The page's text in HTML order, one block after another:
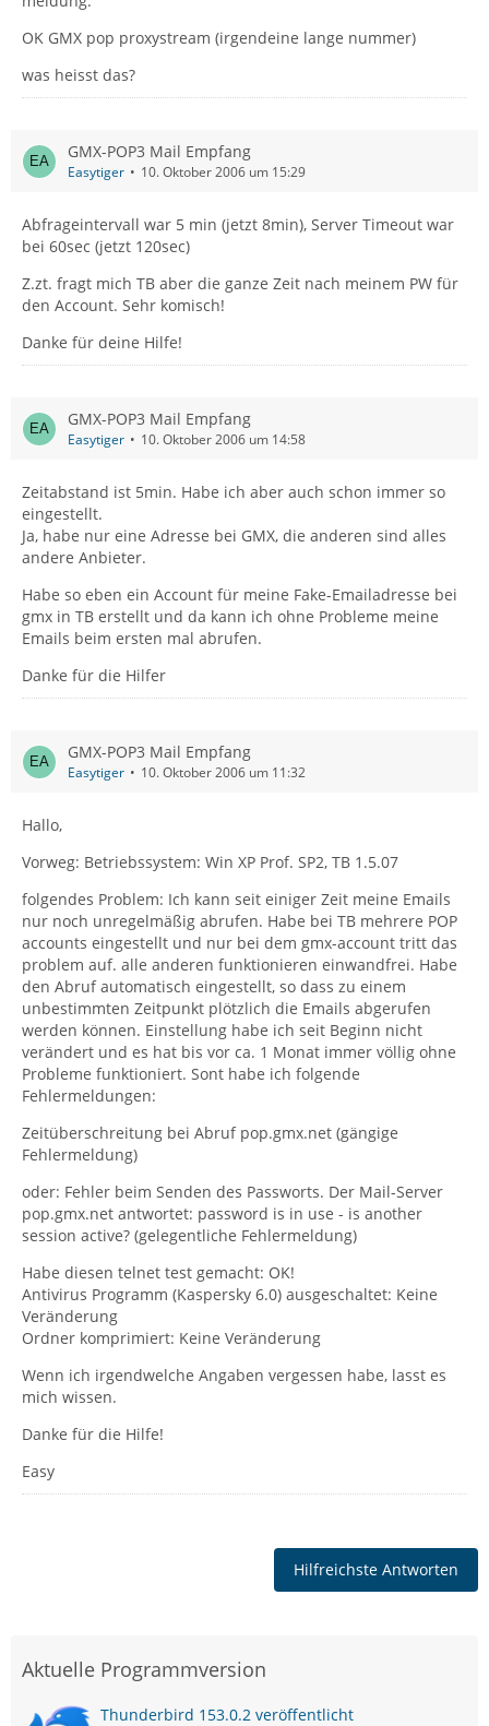
OK GMX pop proxystream (irgendeine lange nummer)
was heisst das?
GMX-POP3 Mail Empfang
Easytiger 10. Oktober 2006 um 15:29
Abfrageintervall war 5 min (jetzt 8min), Server Timeout war
bei 60sec (jetzt 120sec)
Z.zt. fragt mich TB aber die ganze Zeit nach meinem PW für
den Account. Sehr komisch!
Danke für deine Hilfe!
GMX-POP3 Mail Empfang
Easytiger 10. Oktober 2006 um 14:58
Zeitabstand ist 5min. Habe ich aber auch schon immer so
eingestellt.
Ja, habe nur eine Adresse bei GMX, die anderen sind alles
andere Anbieter.
Habe so eben ein Account für meine Fake-Emailadresse bei
gmx in TB erstellt und da kann ich ohne Probleme meine
Emails beim ersten mal abrufen.
Danke für die Hilfer
GMX-POP3 Mail Empfang
Easytiger 10. Oktober 2006 um 11:32
Hallo,
Vorweg: Betriebssystem: Win XP Prof. SP2, TB 1.5.07
folgendes Problem: Ich kann seit einiger Zeit meine Emails
nur noch unregelmäßig abrufen. Habe bei TB mehrere POP
accounts eingestellt und nur bei dem gmx-account tritt das
problem auf. alle anderen funktionieren einwandfrei. Habe
den Abruf automatisch eingestellt, so dass zu einem
unbestimmten Zeitpunkt plötzlich die Emails abgerufen
werden können. Einstellung habe ich seit Beginn nicht
verändert und es hat bis vor ca. 1 Monat immer völlig ohne
Probleme funktioniert. Sont habe ich folgende
Fehlermeldungen:
Zeitüberschreitung bei Abruf pop.gmx.net (gängige
Fehlermeldung)
oder: Fehler beim Senden des Passworts. Der Mail-Server
pop.gmx.net antwortet: password is in use - is another
session active? (gelegentliche Fehlermeldung)
Habe diesen telnet test gemacht: OK!
Antivirus Programm (Kaspersky 6.0) ausgeschaltet: Keine
Veränderung
Ordner komprimiert: Keine Veränderung
Wenn ich irgendwelche Angaben vergessen habe, lasst es
mich wissen.
Danke für die Hilfe!
Easy
Hilfreichste Antworten
Aktuelle Programmversion
Thunderbird 153.0.2 veröffentlicht